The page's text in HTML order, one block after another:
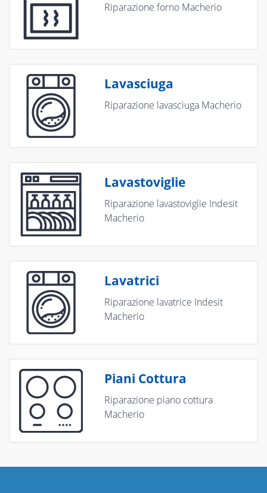
Riparazione forno Macherio
Lavasciuga
Riparazione lavasciuga Macherio
Lavastoviglie
Riparazione lavastoviglie Indesit
Macherio
Lavatrici
Riparazione lavatrice Indesit
Macherio
Piani Cottura
Riparazione piano cottura
Macherio